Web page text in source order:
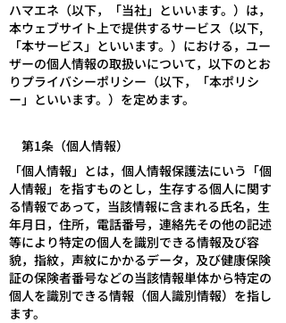
ハマエネ（以下，「当社」といいます。）は，
本ウェブサイト上で提供するサービス（以下,
「本サービス」といいます。）における，ユー
ザーの個人情報の取扱いについて，以下のとお
りプライバシーポリシー（以下，「本ポリシ
ー」といいます。）を定めます。
第1条（個人情報）
「個人情報」とは，個人情報保護法にいう「個
人情報」を指すものとし，生存する個人に関す
る情報であって，当該情報に含まれる氏名，生
年月日，住所，電話番号，連絡先その他の記述
等により特定の個人を識別できる情報及び容
貌，指紋，声紋にかかるデータ，及び健康保険
証の保険者番号などの当該情報単体から特定の
個人を識別できる情報（個人識別情報）を指し
ます。